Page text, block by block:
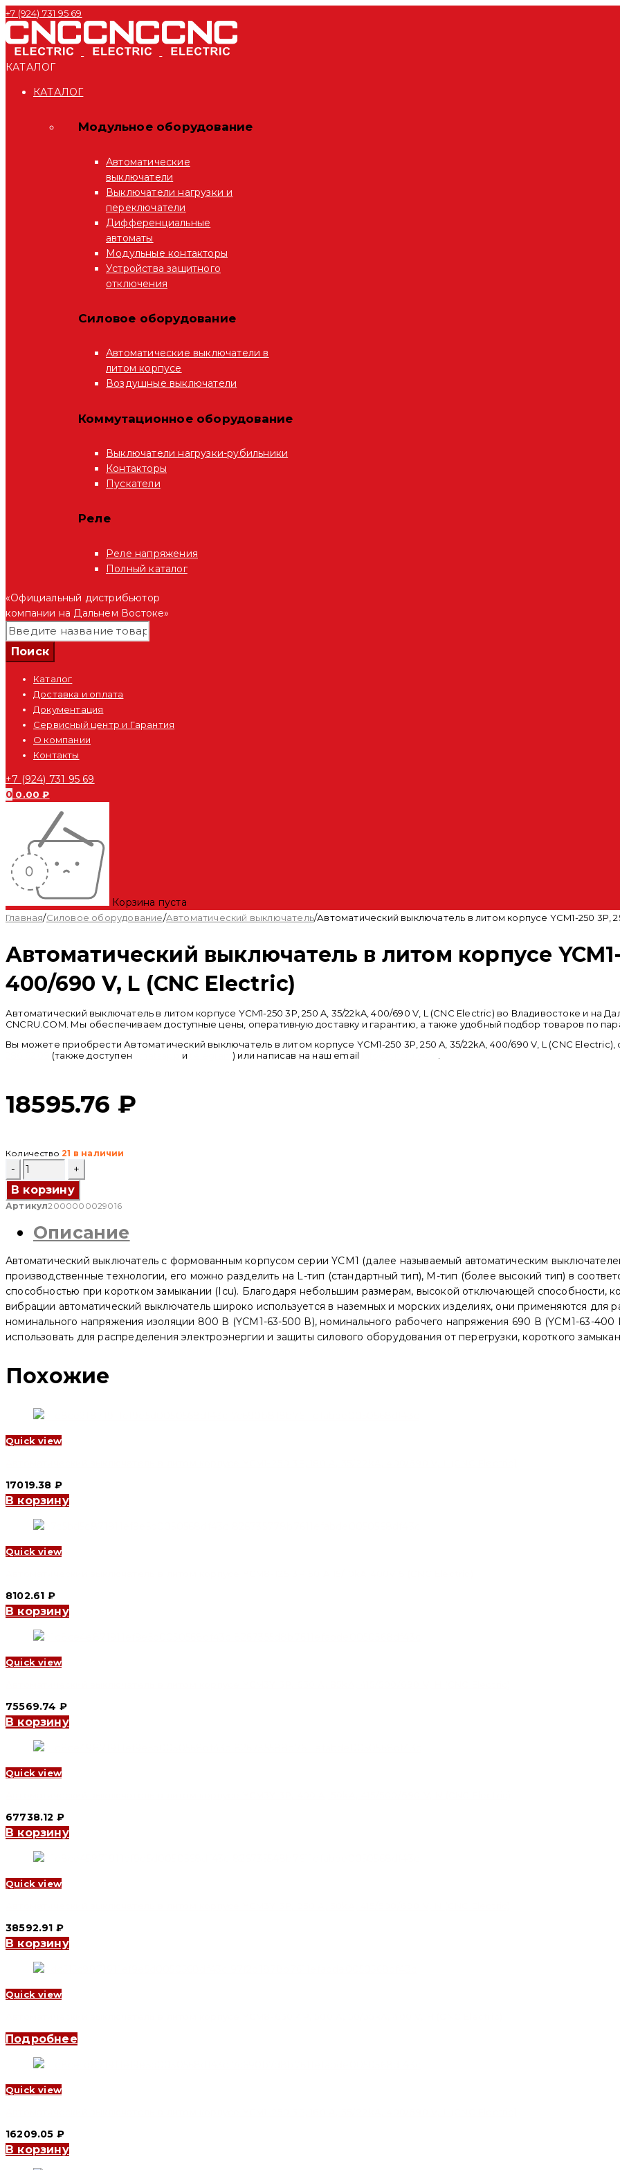
+7 (924) 731 95 69
КАТАЛОГ
КАТАЛОГ
Модульное оборудование
Автоматические
выключатели
Выключатели нагрузки и
переключатели
Дифференциальные
автоматы
Модульные контакторы
Устройства защитного
отключения
Силовое оборудование
Автоматические выключатели в
литом корпусе
Воздушные выключатели
Коммутационное оборудование
Выключатели нагрузки-рубильники
Контакторы
Пускатели
Реле
Реле напряжения
Полный каталог
«Официальный дистрибьютор
компании на Дальнем Востоке»
Каталог
Доставка и оплата
Документация
Сервисный центр и Гарантия
О компании
Контакты
+7 (924) 731 95 69
0 0.00₽
Корзина пуста
Главная/Силовое оборудование/Автоматический выключатель/Автоматический выключатель в литом корпусе YCM1-250 3P,
Автоматический выключатель в литом корпусе
400/690 V, L (CNC Electric)
Автоматический выключатель в литом корпусе YCM1-250 3P, 250 A, 35/22kA, 400/690 V, L (CNC Electric) во Владивостоке и на
CNCRU.COM. Мы обеспечиваем доступные цены, оперативную доставку и гарантию, а также удобный подбор товаров по
Вы можете приобрести Автоматический выключатель в литом корпусе YCM1-250 3P, 250 A, 35/22kA, 400/690 V, L (CNC
(также доступен и telegram) или написав на наш email
18595.76 ₽
Количество 21 в наличии
Количество
товара
Автоматический
выключатель
в
корпусе
YCM1-
3P,
250
35/22kA,
400/690
V,
(CNC
В корзину
Артикул2000000029016
Описание
Автоматический выключатель с формованным корпусом серии YCM1 (далее называемый автоматическим
производственные технологии, его можно разделить на L-тип (стандартный тип), M-тип (более высокий тип) в
способностью при коротком замыкании (Icu). Благодаря небольшим размерам, высокой отключающей способности,
вибрации автоматический выключатель широко используется в наземных и морских изделиях, они применяются для
номинального напряжения изоляции 800 В (YCM1-63-500 В), номинального рабочего напряжения 690 В (YCM1-63-
использовать для распределения электроэнергии и защиты силового оборудования от перегрузки, короткого
Похожие
Quick view
17019.38 ₽
В корзину
Quick view
8102.61 ₽
В корзину
Quick view
75569.74 ₽
В корзину
Quick view
67738.12 ₽
В корзину
Quick view
38592.91 ₽
В корзину
Quick view
Подробнее
Quick view
16209.05 ₽
В корзину